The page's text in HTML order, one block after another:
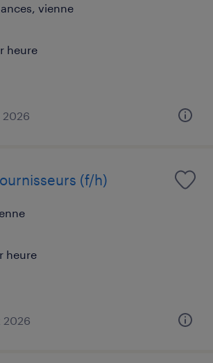
vienne
heure
2026
(f/h)
heure
2026